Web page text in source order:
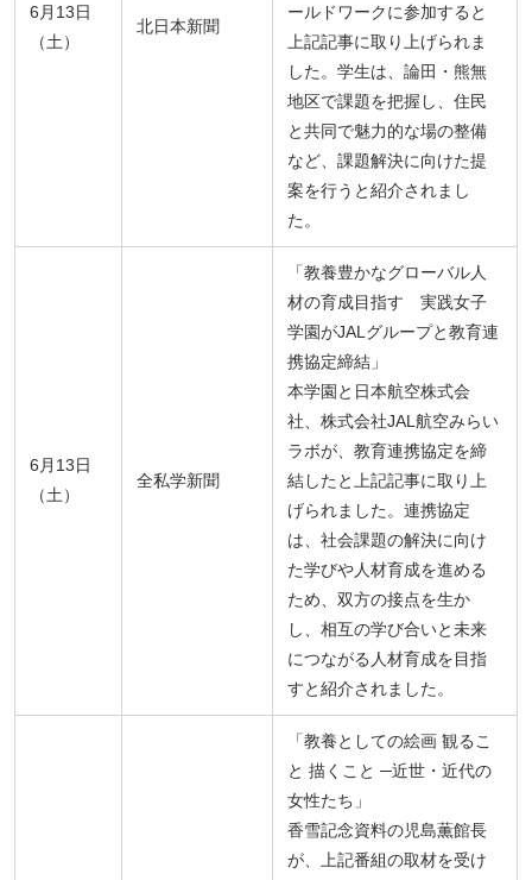
6月13日
（土）
北日本新聞
ールドワークに参加すると
上記記事に取り上げられま
した。学生は、論田・熊無
地区で課題を把握し、住民
と共同で魅力的な場の整備
など、課題解決に向けた提
案を行うと紹介されまし
た。
6月13日
（土）
全私学新聞
「教養豊かなグローバル人
材の育成目指す 実践女子
学園がJALグループと教育連
携協定締結」
本学園と日本航空株式会
社、株式会社JAL航空みらい
ラボが、教育連携協定を締
結したと上記記事に取り上
げられました。連携協定
は、社会課題の解決に向け
た学びや人材育成を進める
ため、双方の接点を生か
し、相互の学び合いと未来
につながる人材育成を目指
すと紹介されました。
「教養としての絵画 観るこ
と 描くこと ─近世・近代の
女性たち」
香雪記念資料の児島薫館長
が、上記番組の取材を受け